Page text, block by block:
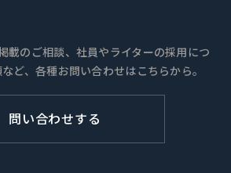
載のご相談、社員やライターの採用につ
ど、各種お問い合わせはこちらから。
問い合わせする